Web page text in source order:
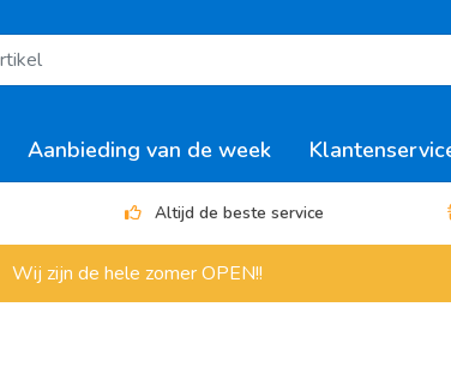
Aanbieding van de week
Altijd de beste service
Wij zijn de hele zomer OPEN!!